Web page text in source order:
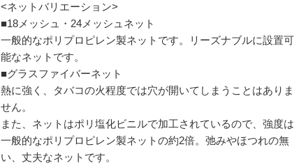
<ネットバリエーション>
■18メッシュ・24メッシュネット
一般的なポリプロピレン製ネットです。リーズナブルに設置可
能なネットです。
■グラスファイバーネット
熱に強く、タバコの火程度では穴が開いてしまうことはありま
せん。
また、ネットはポリ塩化ビニルで加工されているので、強度は
一般的なポリプロピレン製ネットの約2倍。弛みやほつれの無
い、丈夫なネットです。